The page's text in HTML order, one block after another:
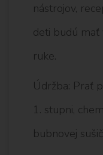
nástrojov,
deti budú
ruke.
Údržba: Prať
1. stupni,
bubnovej